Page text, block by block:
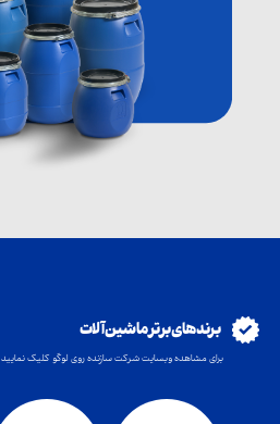
برند های برتر ماشین آلات
برای مشاهده وبسایت شرکت سازنده روی لوگو کلیک نمایید